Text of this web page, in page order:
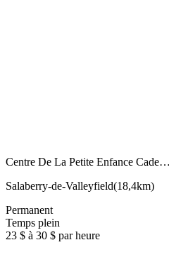
Centre De La Petite Enfance Cade…
Salaberry-de-Valleyfield(18,4km)
Permanent
Temps plein
23 $ à 30 $ par heure